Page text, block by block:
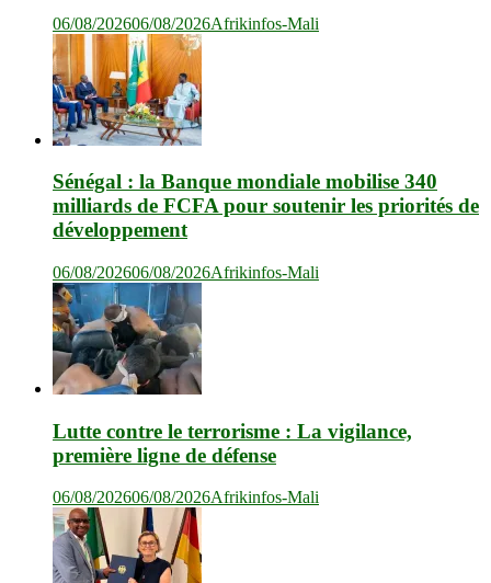
06/08/202606/08/2026Afrikinfos-Mali
Sénégal : la Banque mondiale mobilise 340
milliards de FCFA pour soutenir les priorités de
développement
06/08/202606/08/2026Afrikinfos-Mali
Lutte contre le terrorisme : La vigilance,
première ligne de défense
06/08/202606/08/2026Afrikinfos-Mali